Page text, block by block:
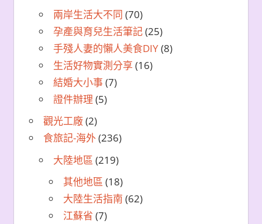
兩岸生活大不同 (70)
孕產與育兒生活筆記(25)
手殘人妻的懶人美食DIY(8)
生活好物實測分享 (16)
結婚大小事(7)
證件辦理 (5)
觀光工廠(2)
食旅記-海外(236)
大陸地區 (219)
其他地區 (18)
大陸生活指南 (62)
江蘇省 (7)